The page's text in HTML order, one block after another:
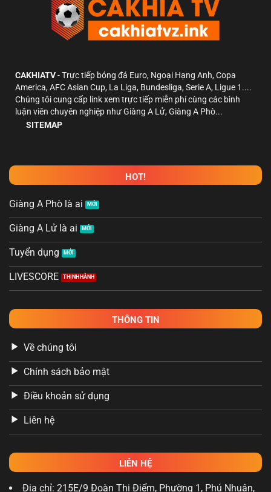
CAKHIATV- Trực tiếp bóng đá Euro, Ngoại Hạng Anh, Copa
America, AFC Asian Cup, La Liga, Bundesliga, Serie A, Ligue 1....
Chúng tôi cung cấp link xem trực tiếp miễn phí cùng các bình
luận viên chuyên nghiệp như Giàng A Lử, Giàng A Phò...
SITEMAP
HOT!
Giàng A Phò là ai
Giàng A Lử là ai
Tuyển dụng
LIVESCORE
THÔNG TIN
Về chúng tôi
Chính sách bảo mật
Điều khoản sử dụng
Liên hệ
LIÊN HỆ
Địa chỉ: 215E/9 Đoàn Thị Điểm, Phường 1, Phú Nhuận,